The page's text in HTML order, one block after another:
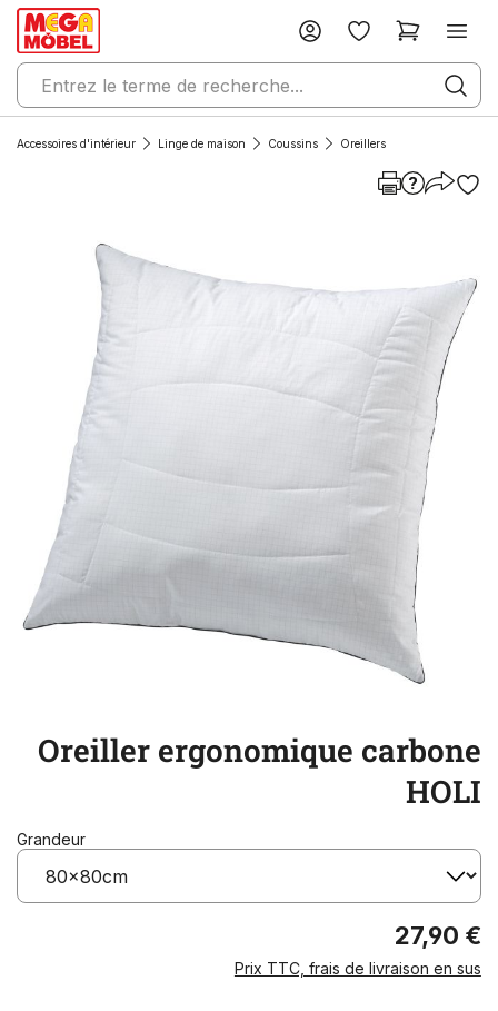
Accessoires d'intérieur Linge de maison Coussins Oreillers
Oreiller ergonomique carbone
HOLI
Grandeur
27,90 €
Prix TTC, frais de livraison en sus